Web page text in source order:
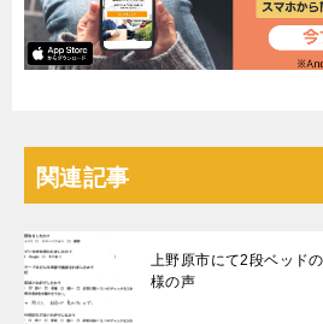
関連記事
上野原市にて2段ベッド
様の声